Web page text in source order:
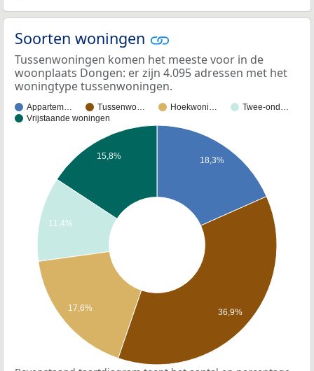
Soorten woningen
Tussenwoningen komen het meeste voor in de
woonplaats Dongen: er zijn 4.095 adressen met het
woningtype tussenwoningen.
Appartem… Tussenwo… Hoekwoni…
Twee-ond…
Vrijstaande woningen
18,3%
15,8%
11,4%
17,6% 36,9%